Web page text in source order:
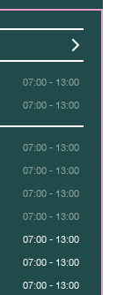
07:00 - 13:00
07:00 - 13:00
07:00 - 13:00
07:00 - 13:00
07:00 - 13:00
07:00 - 13:00
07:00 - 13:00
07:00 - 13:00
07:00 - 13:00